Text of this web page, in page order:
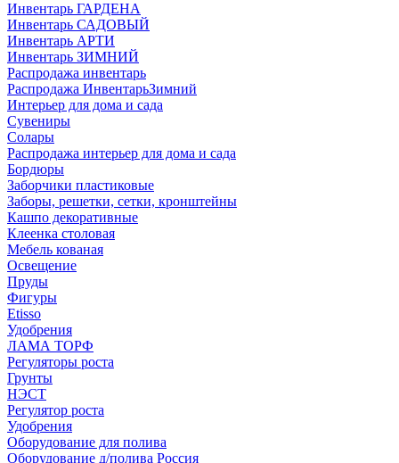
Инвентарь ГАРДЕНА
Инвентарь САДОВЫЙ
Инвентарь АРТИ
Инвентарь ЗИМНИЙ
Распродажа инвентарь
Распродажа ИнвентарьЗимний
Интерьер для дома и сада
Сувениры
Солары
Распродажа интерьер для дома и сада
Бордюры
Заборчики пластиковые
Заборы, решетки, сетки, кронштейны
Кашпо декоративные
Клеенка столовая
Мебель кованая
Освещение
Пруды
Фигуры
Etisso
Удобрения
ЛАМА ТОРФ
Регуляторы роста
Грунты
НЭСТ
Регулятор роста
Удобрения
Оборудование для полива
Оборудование д/полива Россия